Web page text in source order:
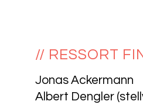
// RESSORT
Jonas Ackermann
Albert Dengler